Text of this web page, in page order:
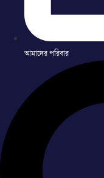
আমাদের পরিবার